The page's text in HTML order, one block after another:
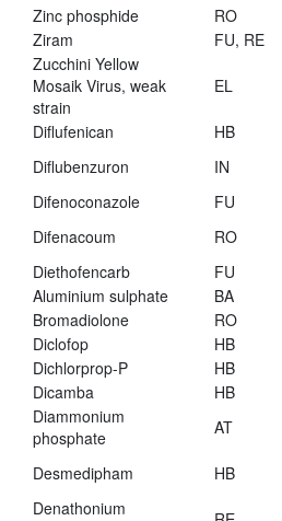
Zinc phosphide
RO
Ziram
FU, RE
Zucchini Yellow
Mosaik Virus, weak
strain
EL
Diflufenican HB
Diflubenzuron
IN
Difenoconazole
FU
Difenacoum
RO
Diethofencarb
FU
Aluminium sulphate
BA
Bromadiolone
RO
Diclofop
HB
Dichlorprop-P
HB
Dicamba
HB
Diammonium
phosphate
AT
Desmedipham HB
Denathonium